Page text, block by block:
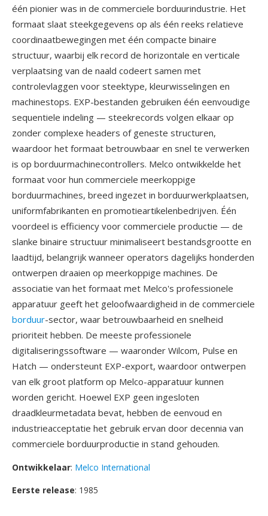
één pionier was in de commerciele borduurindustrie. Het
formaat slaat steekgegevens op als één reeks relatieve
coordinaatbewegingen met één compacte binaire
structuur, waarbij elk record de horizontale en verticale
verplaatsing van de naald codeert samen met
controlevlaggen voor steektype, kleurwisselingen en
machinestops. EXP-bestanden gebruiken één eenvoudige
sequentiele indeling — steekrecords volgen elkaar op
zonder complexe headers of geneste structuren,
waardoor het formaat betrouwbaar en snel te verwerken
is op borduurmachinecontrollers. Melco ontwikkelde het
formaat voor hun commerciele meerkoppige
borduurmachines, breed ingezet in borduurwerkplaatsen,
uniformfabrikanten en promotieartikelenbedrijven. Één
voordeel is efficiency voor commerciele productie — de
slanke binaire structuur minimaliseert bestandsgrootte en
laadtijd, belangrijk wanneer operators dagelijks honderden
ontwerpen draaien op meerkoppige machines. De
associatie van het formaat met Melco's professionele
apparatuur geeft het geloofwaardigheid in de commerciele
borduur-sector, waar betrouwbaarheid en snelheid
prioriteit hebben. De meeste professionele
digitaliseringssoftware — waaronder Wilcom, Pulse en
Hatch — ondersteunt EXP-export, waardoor ontwerpen
van elk groot platform op Melco-apparatuur kunnen
worden gericht. Hoewel EXP geen ingesloten
draadkleurmetadata bevat, hebben de eenvoud en
industrieacceptatie het gebruik ervan door decennia van
commerciele borduurproductie in stand gehouden.
Ontwikkelaar: Melco International
Eerste release: 1985